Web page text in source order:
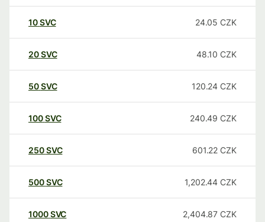
10SVC 24.05 CZK
20SVC 48.10 CZK
50SVC 120.24 CZK
100SVC 240.49 CZK
250SVC 601.22 CZK
500SVC 1,202.44 CZK
1000SVC 2,404.87 CZK